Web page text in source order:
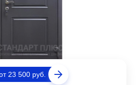
23 500 руб.